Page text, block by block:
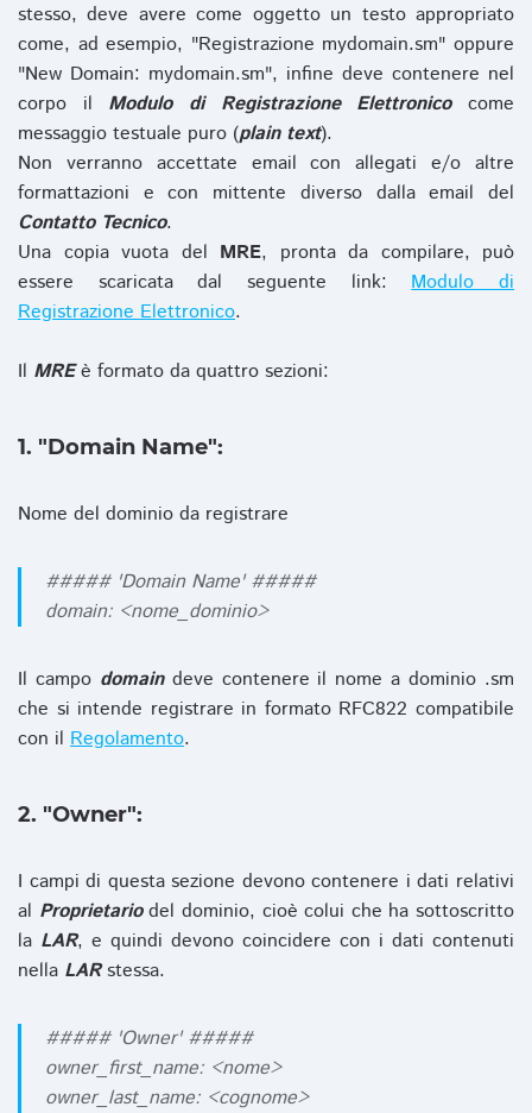
stesso, deve avere come oggetto un testo appropriato
come, ad esempio, "Registrazione mydomain.sm" oppure
"New Domain: mydomain.sm", infine deve contenere nel
corpo il Modulo di Registrazione Elettronicocome
messaggio testuale puro (plain text).
Non verranno accettate email con allegati e/o altre
formattazioni e con mittente diverso dalla email del
Contatto Tecnico.
Una copia vuota del MRE, pronta da compilare, può
essere scaricata dal seguente link:Modulo di
Registrazione Elettronico.
Il MREè formato da quattro sezioni:
1. "Domain Name":
Nome del dominio da registrare
##### 'Domain Name' #####
domain: <nome_dominio>
Il campo domaindeve contenere il nome a dominio .sm
che si intende registrare in formato RFC822 compatibile
con il Regolamento.
2. "Owner":
I campi di questa sezione devono contenere i dati relativi
al Proprietariodel dominio, cioè colui che ha sottoscritto
la LAR, e quindi devono coincidere con i dati contenuti
nella LARstessa.
##### 'Owner' #####
owner_first_name: <nome>
owner_last_name: <cognome>